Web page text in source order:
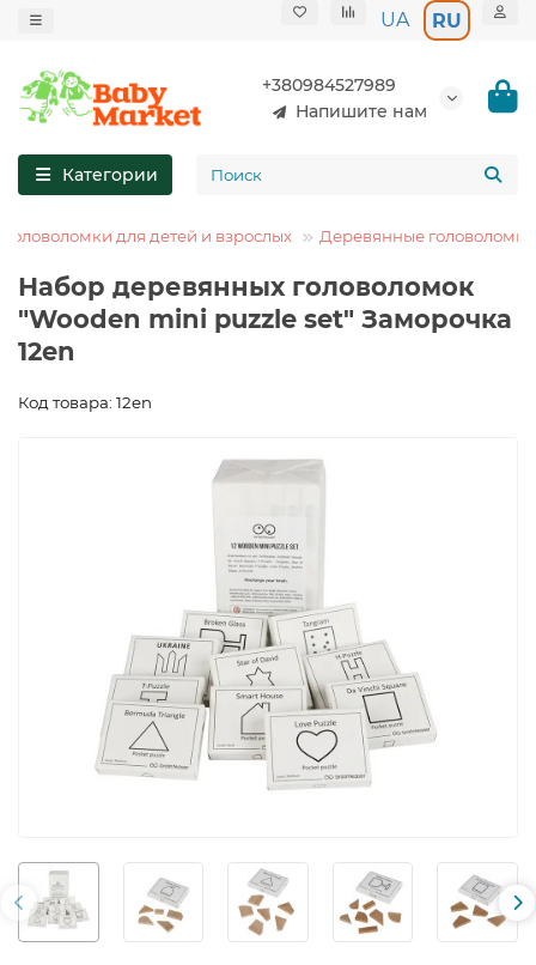
UA RU
+380984527989
Напишите нам
Категории
Головоломки для детей и взрослых Деревянные головоломки
Набор деревянных головоломок
"Wooden mini puzzle set" Заморочка
12en
Код товара: 12en